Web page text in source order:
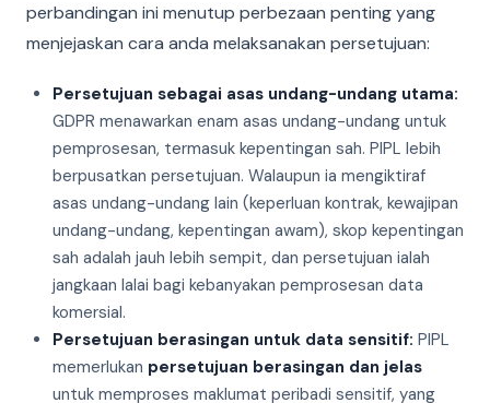
perbandingan ini menutup perbezaan penting yang
menjejaskan cara anda melaksanakan persetujuan:
Persetujuan sebagai asas undang-undang utama:
GDPR menawarkan enam asas undang-undang untuk
pemprosesan, termasuk kepentingan sah. PIPL lebih
berpusatkan persetujuan. Walaupun ia mengiktiraf
asas undang-undang lain (keperluan kontrak, kewajipan
undang-undang, kepentingan awam), skop kepentingan
sah adalah jauh lebih sempit, dan persetujuan ialah
jangkaan lalai bagi kebanyakan pemprosesan data
komersial.
Persetujuan berasingan untuk data sensitif: PIPL
memerlukan persetujuan berasingan dan jelas
untuk memproses maklumat peribadi sensitif, yang